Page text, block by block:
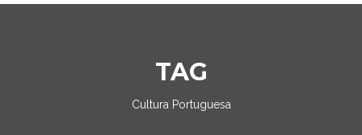
TAG
Cultura Portuguesa